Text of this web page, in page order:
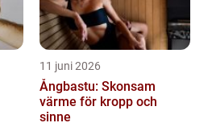
11 juni 2026
Ångbastu: Skonsam
värme för kropp och
sinne